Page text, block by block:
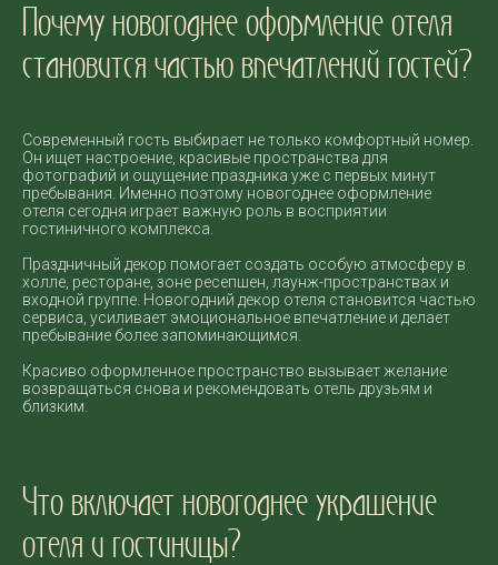
Почему новогоднее оформление отеля
становится частью впечатлений гостей?
Современный гость выбирает не только комфортный номер.
Он ищет настроение, красивые пространства для
фотографий и ощущение праздника уже с первых минут
пребывания. Именно поэтому новогоднее оформление
отеля сегодня играет важную роль в восприятии
гостиничного комплекса.
Праздничный декор помогает создать особую атмосферу в
холле, ресторане, зоне ресепшен, лаунж-пространствах и
входной группе. Новогодний декор отеля становится частью
сервиса, усиливает эмоциональное впечатление и делает
пребывание более запоминающимся.
Красиво оформленное пространство вызывает желание
возвращаться снова и рекомендовать отель друзьям и
близким.
Что включает новогоднее украшение
отеля и гостиницы?